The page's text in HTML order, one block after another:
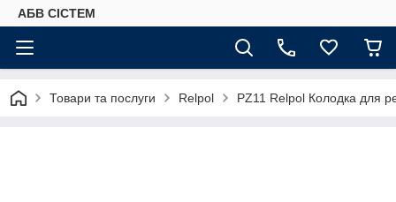
АБВ СІСТЕМ
Товари та послуги Relpol PZ11 Relpol Колодка для